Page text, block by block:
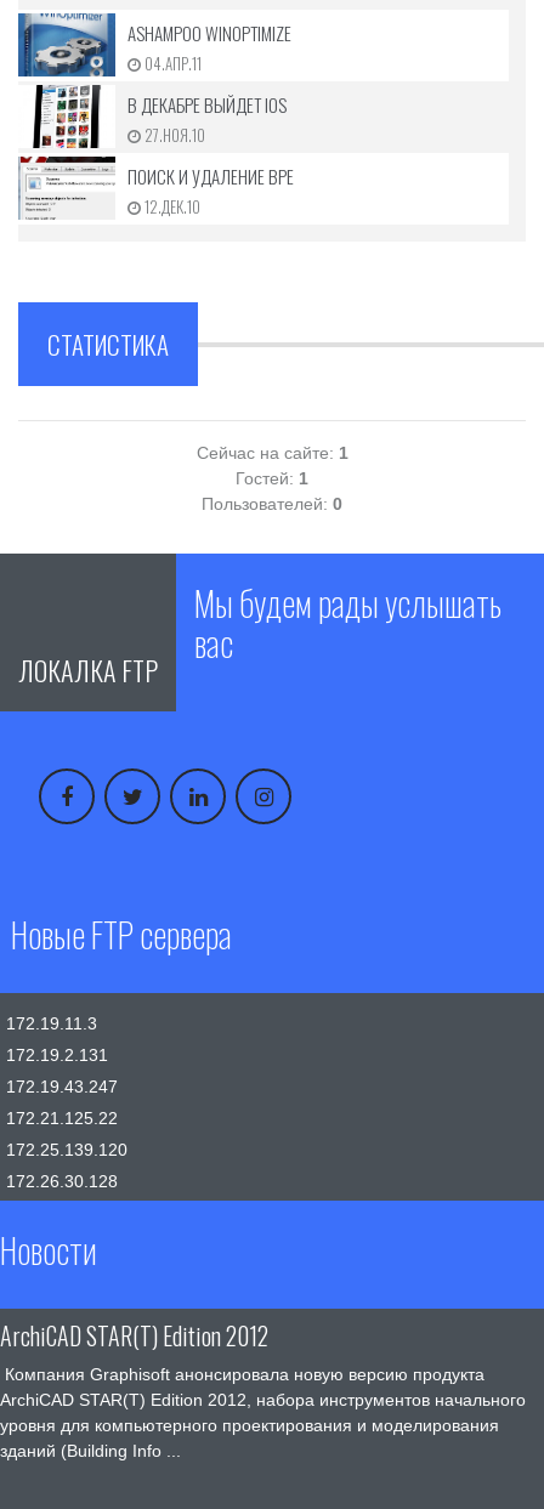
ASHAMPOO WINOPTIMIZE
04.АПР.11
В ДЕКАБРЕ ВЫЙДЕТ IOS
27.НОЯ.10
ПОИСК И УДАЛЕНИЕ ВРЕ
12.ДЕК.10
СТАТИСТИКА
Сейчас на сайте: 1
Гостей: 1
Пользователей: 0
ЛОКАЛКА FTP
Мы будем рады услышать
вас
Новые FTP сервера
172.19.11.3
172.19.2.131
172.19.43.247
172.21.125.22
172.25.139.120
172.26.30.128
Новости
ArchiCAD STAR(T) Edition 2012
Компания Graphisoft анонсировала новую версию продукта
ArchiCAD STAR(T) Edition 2012, набора инструментов начального
уровня для компьютерного проектирования и моделирования
зданий (Building Info ...